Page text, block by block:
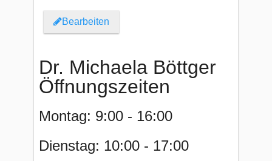
Bearbeiten
Dr. Michaela Böttger
Öffnungszeiten
Montag: 9:00 - 16:00
Dienstag: 10:00 - 17:00